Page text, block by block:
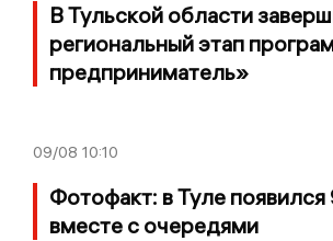
В Тульской области
региональный этап
предприниматель»
09/08 10:10
Фотофакт: в Туле
вместе с очередями